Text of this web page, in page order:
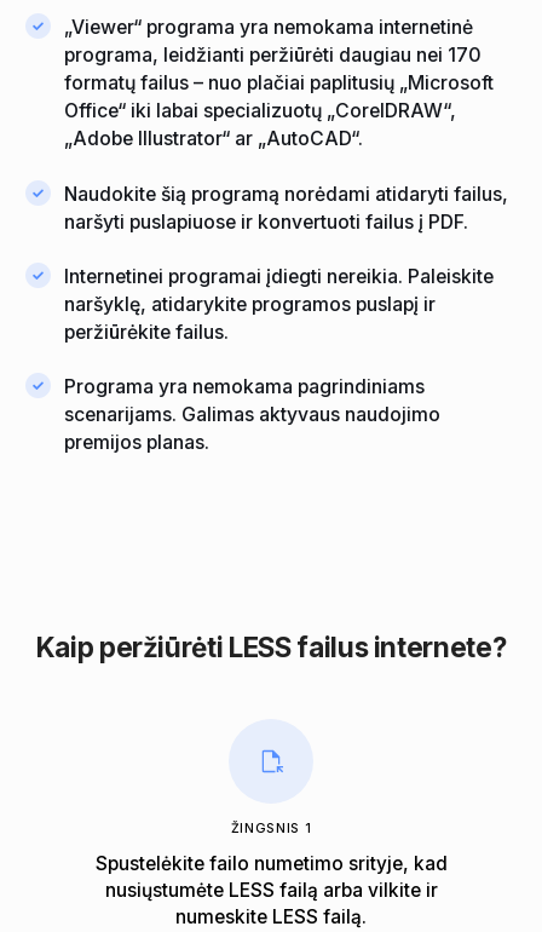
„Viewer“ programa yra nemokama internetinė
programa, leidžianti peržiūrėti daugiau nei 170
formatų failus – nuo ​​plačiai paplitusių „Microsoft
Office“ iki labai specializuotų „CorelDRAW“,
„Adobe Illustrator“ ar „AutoCAD“.
Naudokite šią programą norėdami atidaryti failus,
naršyti puslapiuose ir konvertuoti failus į PDF.
Internetinei programai įdiegti nereikia. Paleiskite
naršyklę, atidarykite programos puslapį ir
peržiūrėkite failus.
Programa yra nemokama pagrindiniams
scenarijams. Galimas aktyvaus naudojimo
premijos planas.
Kaip peržiūrėti LESS failus internete?
ŽINGSNIS 1
Spustelėkite failo numetimo srityje, kad
nusiųstumėte LESS failą arba vilkite ir
numeskite LESS failą.